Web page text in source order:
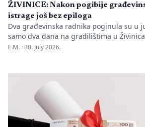
ŽIVINICE: Nakon pogibije
istrage još bez epiloga
Dva građevinska radnika poginula su u
samo dva dana na gradilištima u
mjeseca kasnije javnosti nisu poznati
Mahmutović Dok Tužilaštvo Tuzlanskog
istrage, odgovornost […]
E.M. ·30. July 2026.